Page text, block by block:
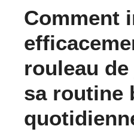
Comment
rouleau
sa routine